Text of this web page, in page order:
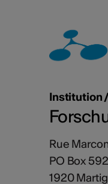
Institution
Rue
PO Box 592
1920